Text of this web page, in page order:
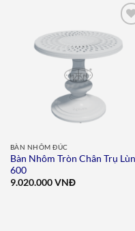
Add to
wishlist
BÀN NHÔM ĐÚC
Bàn Nhôm Tròn Chân Trụ Lùn
600
9.020.000VNĐ